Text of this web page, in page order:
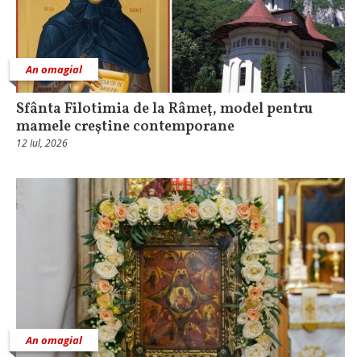
An omagial
Sfânta Filotimia de la Râmeţ, model pentru
mamele creştine contemporane
12 Iul, 2026
An omagial